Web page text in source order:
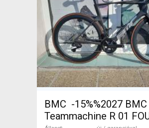
BMC -15%%2027 BMC
Teammachine R 01